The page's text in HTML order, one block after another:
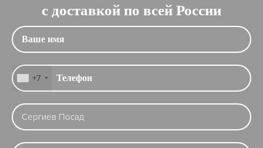
с доставкой по всей России
+7